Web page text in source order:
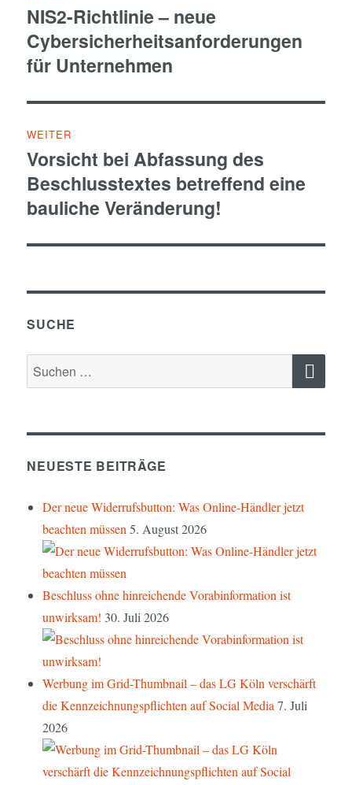
Vorheriger
Beitrag:
NIS2-Richtlinie – neue
Cybersicherheitsanforderungen
für Unternehmen
WEITER
Nächster
Beitrag:
Vorsicht bei Abfassung des
Beschlusstextes betreffend eine
bauliche Veränderung!
SUCHE
Suchen
nach:
NEUESTE BEITRÄGE
Der neue Widerrufsbutton: Was Online-Händler jetzt
beachten müssen 5. August 2026
Beschluss ohne hinreichende Vorabinformation ist
unwirksam! 30. Juli 2026
Werbung im Grid-Thumbnail – das LG Köln verschärft
die Kennzeichnungspflichten auf Social Media 7. Juli
2026